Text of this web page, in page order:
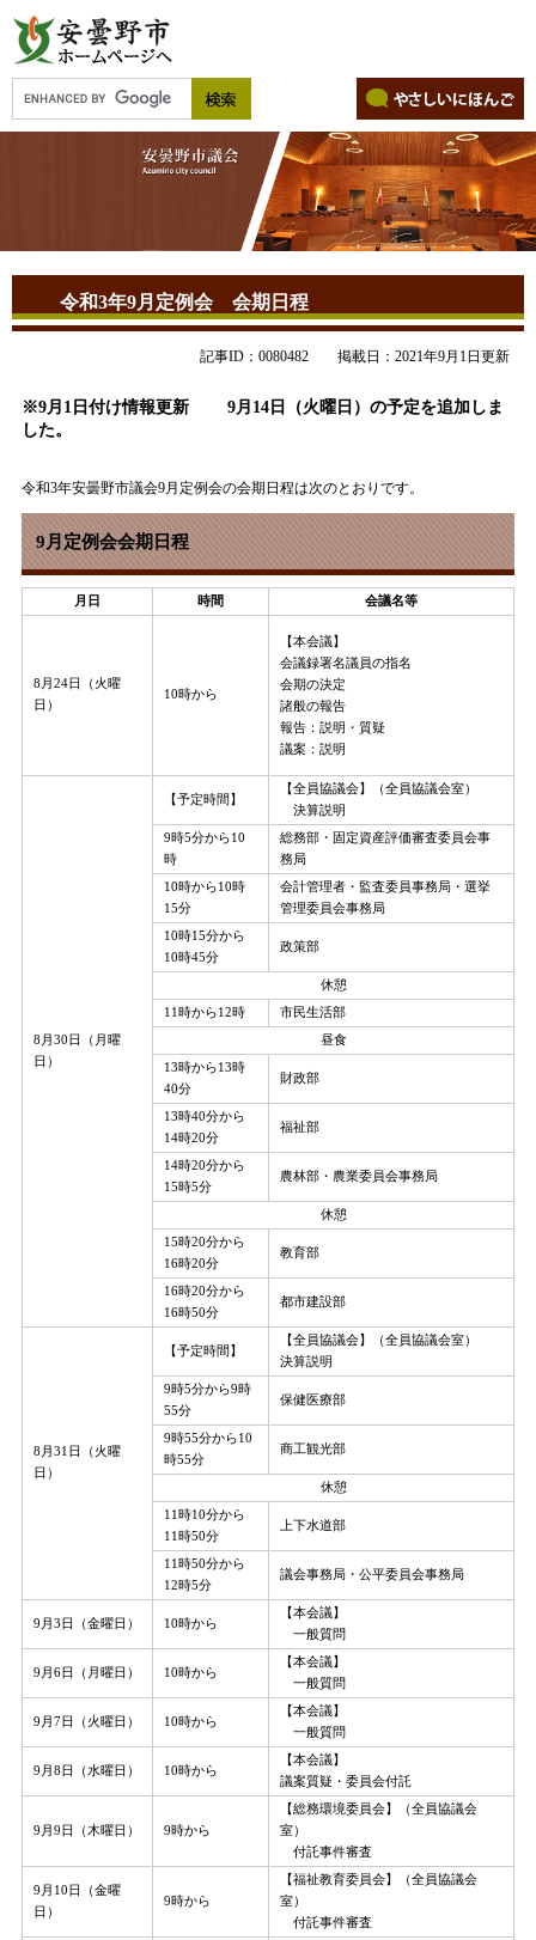
令和3年9月定例会 会期日程
記事ID：0080482 掲載日：2021年9月1日更新
※9月1日付け情報更新 9月14日（火曜日）の予定を追加しま
した。
令和3年安曇野市議会9月定例会の会期日程は次のとおりです。
9月定例会会期日程
月日 時間 会議名等
8月24日（火曜
日）
10時から
【本会議】
会議録署名議員の指名
会期の決定
諸般の報告
報告：説明・質疑
議案：説明
8月30日（月曜
日）
【予定時間】
【全員協議会】（全員協議会室）
決算説明
9時5分から10
時
総務部・固定資産評価審査委員会事
務局
10時から10時
15分
会計管理者・監査委員事務局・選挙
管理委員会事務局
10時15分から
10時45分
政策部
休憩
11時から12時 市民生活部
昼食
13時から13時
40分
財政部
13時40分から
14時20分
福祉部
14時20分から
15時5分
農林部・農業委員会事務局
休憩
15時20分から
16時20分
教育部
16時20分から
16時50分
都市建設部
8月31日（火曜
日）
【予定時間】
【全員協議会】（全員協議会室）
決算説明
9時5分から9時
55分
保健医療部
9時55分から10
時55分
商工観光部
休憩
11時10分から
11時50分
上下水道部
11時50分から
12時5分
議会事務局・公平委員会事務局
9月3日（金曜日） 10時から
【本会議】
一般質問
9月6日（月曜日） 10時から
【本会議】
一般質問
9月7日（火曜日） 10時から
【本会議】
一般質問
9月8日（水曜日） 10時から
【本会議】
議案質疑・委員会付託
9月9日（木曜日） 9時から
【総務環境委員会】（全員協議会
室）
付託事件審査
9月10日（金曜
日）
9時から
【福祉教育委員会】（全員協議会
室）
付託事件審査